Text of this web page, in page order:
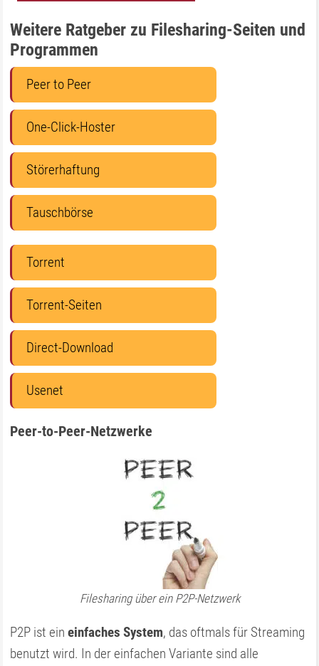
Weitere Ratgeber zu Filesharing-Seiten und
Programmen
Peer to Peer
One-Click-Hoster
Störerhaftung
Tauschbörse
Torrent
Torrent-Seiten
Direct-Download
Usenet
Peer-to-Peer-Netzwerke
Filesharing über ein P2P-Netzwerk
P2P ist eineinfaches System, das oftmals für Streaming
benutzt wird. In der einfachen Variante sind alle